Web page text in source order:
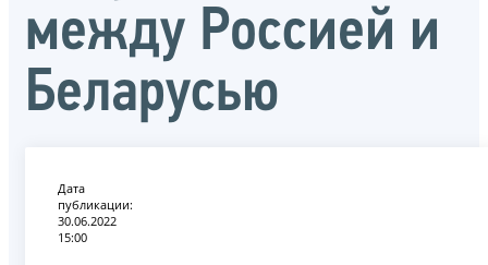
между Россией и
Беларусью
Дата
публикации:
30.06.2022
15:00